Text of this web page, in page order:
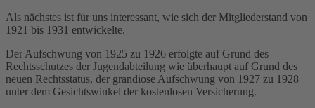
Als nächstes ist für uns interessant, wie sich der Mitgliederstand von
1921 bis 1931 entwickelte.
Der Aufschwung von 1925 zu 1926 erfolgte auf Grund des
Rechtsschutzes der Jugendabteilung wie überhaupt auf Grund des
neuen Rechtsstatus, der grandiose Aufschwung von 1927 zu 1928
unter dem Gesichtswinkel der kostenlosen Versicherung.